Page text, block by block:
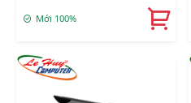
Mới 100%